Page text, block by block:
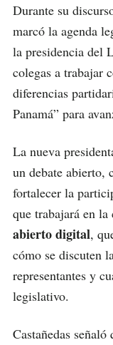
Durante su
marcó la agenda
la presidencia del
colegas a trabajar
diferencias
Panamá” para
La nueva
un debate abierto,
fortalecer la
que trabajará en
abierto digital,
cómo se discuten
representantes y
legislativo.
Castañedas